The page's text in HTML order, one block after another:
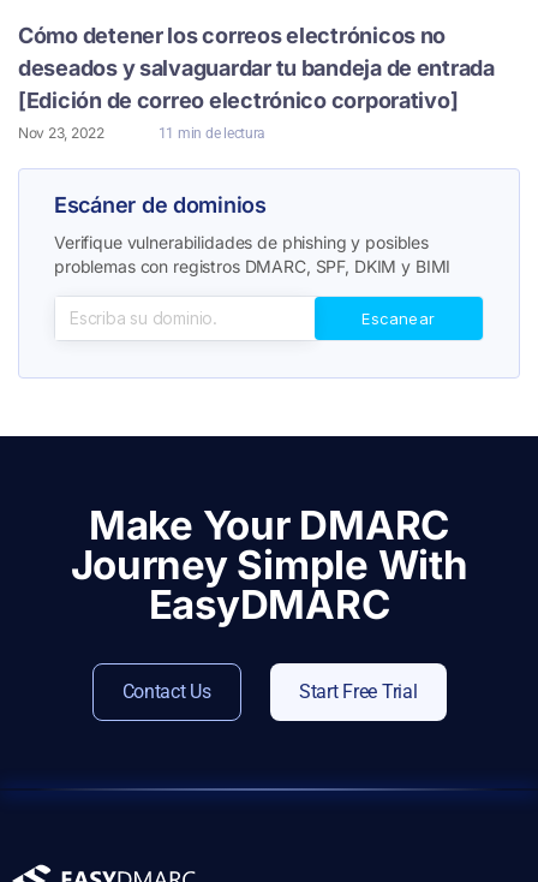
Cómo detener los correos electrónicos no
deseados y salvaguardar tu bandeja de entrada
[Edición de correo electrónico corporativo]
Nov 23, 2022 11 min de lectura
Escáner de dominios
Verifique vulnerabilidades de phishing y posibles
problemas con registros DMARC, SPF, DKIM y BIMI
Make Your DMARC
Journey Simple With
EasyDMARC
Contact Us Start Free Trial